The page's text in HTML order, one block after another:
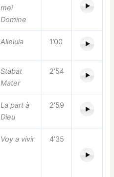
mei
Domine
Alleluia 1’00
Stabat
Mater
2’54
La part à
Dieu
2’59
Voy a vivir 4’35